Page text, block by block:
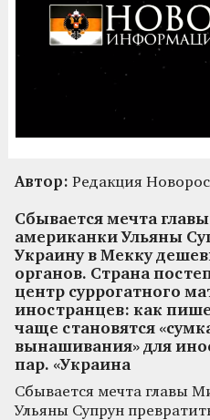
Автор: Редакция
Сбывается мечта
американки Ульяны
Украину в Мекку
органов. Страна
центр суррогатного
иностранцев: как
чаще становятся
вынашивания» для
пар. «Украина
Сбывается мечта главы
Ульяны Супрун